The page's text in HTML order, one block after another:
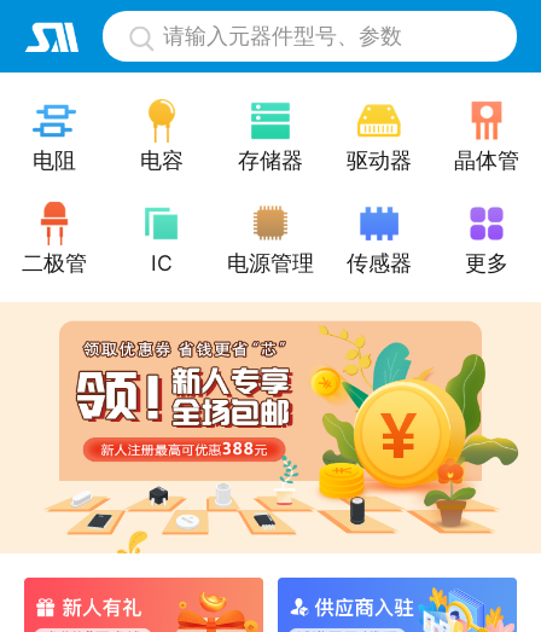
请输入元器件型号、参数
电阻 电容 存储器 驱动器 晶体管
二极管 IC 电源管理 传感器 更多